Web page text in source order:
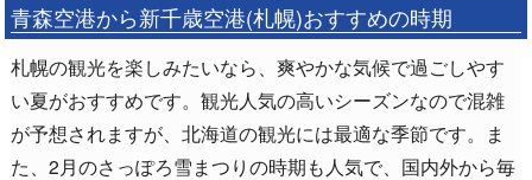
青森空港から新千歳空港(札幌)おすすめの時期
札幌の観光を楽しみたいなら、爽やかな気候で過ごしやす
い夏がおすすめです。観光人気の高いシーズンなので混雑
が予想されますが、北海道の観光には最適な季節です。ま
た、2月のさっぽろ雪まつりの時期も人気で、国内外から毎